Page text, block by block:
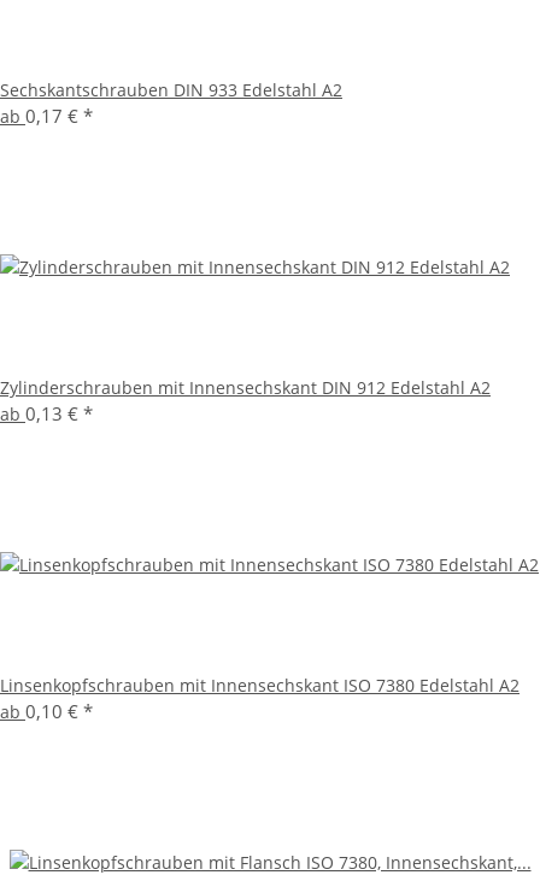
Sechskantschrauben DIN 933 Edelstahl A2
ab 0,17 € *
Zylinderschrauben mit Innensechskant DIN 912 Edelstahl A2
ab 0,13 € *
Linsenkopfschrauben mit Innensechskant ISO 7380 Edelstahl A2
ab 0,10 € *